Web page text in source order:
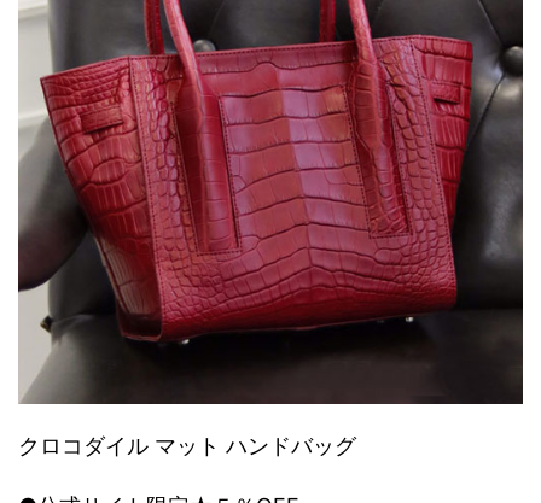
クロコダイル マット ハンドバッグ